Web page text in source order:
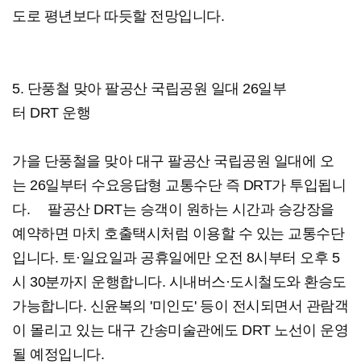
도로 평년보다 따듯할 전망입니다.
5. 단풍철 맞아 팔공산 국립공원 일대 26일부
터 DRT 운행
가을 단풍철을 맞아 대구 팔공산 국립공원 일대에 오
는 26일부터 수요응답형 교통수단 즉 DRT가 투입됩니
다. 팔공산 DRT는 승객이 원하는 시간과 승강장을
예약하면 마치 호출택시처럼 이용할 수 있는 교통수단
입니다. 토·일요일과 공휴일에만 오전 8시부터 오후 5
시 30분까지 운행합니다. 시내버스·도시철도와 환승도
가능합니다. 신윤복의 '미인도' 등이 전시되면서 관람객
이 몰리고 있는 대구 간송미술관에도 DRT 노선이 운영
될 예정입니다.